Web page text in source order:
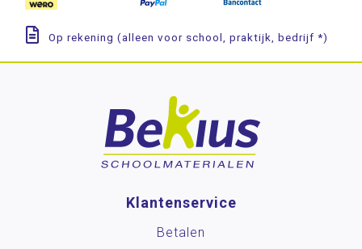
Op rekening (alleen voor school, praktijk, bedrijf *)
Klantenservice
Betalen